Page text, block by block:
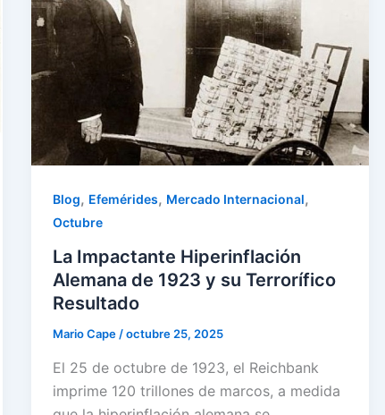
Blog, Efemérides, Mercado Internacional,
Octubre
La Impactante Hiperinflación
Alemana de 1923 y su Terrorífico
Resultado
Mario Cape/octubre 25, 2025
El 25 de octubre de 1923, el Reichbank
imprime 120 trillones de marcos, a medida